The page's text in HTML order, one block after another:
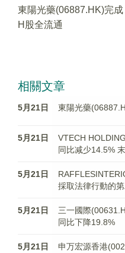
東陽光藥(06887.HK)完成
H股全流通
相關文章
5月21日 東陽光藥
5月21日
​VTECH
同比减少14.5%
5月21日
採取法律行動的
5月21日
三一國際
同比下降19.8%
5月21日
申万宏源香港